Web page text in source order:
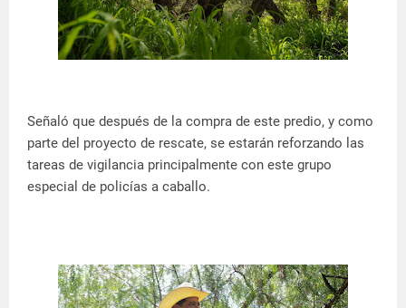
Señaló que después de la compra de este predio, y como
parte del proyecto de rescate, se estarán reforzando las
tareas de vigilancia principalmente con este grupo
especial de policías a caballo.